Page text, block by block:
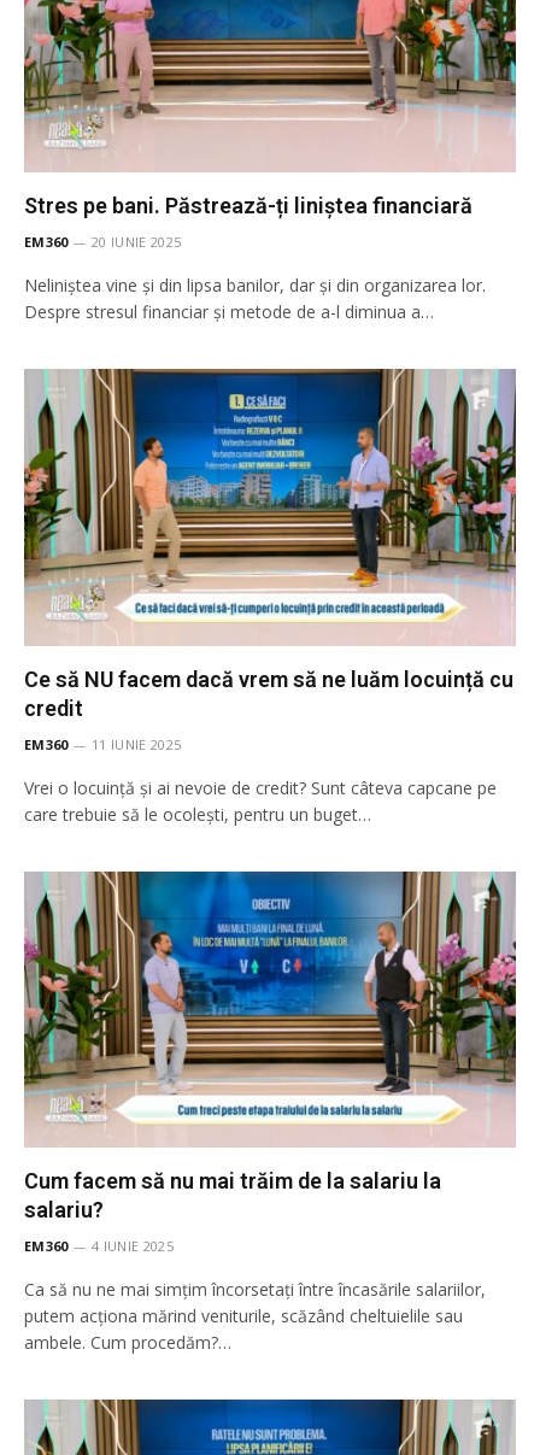
Stres pe bani. Păstrează-ți liniștea financiară
EM360 20 IUNIE 2025
Neliniștea vine și din lipsa banilor, dar și din organizarea lor.
Despre stresul financiar și metode de a-l diminua a…
Ce să NU facem dacă vrem să ne luăm locuință cu
credit
EM360 11 IUNIE 2025
Vrei o locuință și ai nevoie de credit? Sunt câteva capcane pe
care trebuie să le ocolești, pentru un buget…
Cum facem să nu mai trăim de la salariu la
salariu?
EM360 4 IUNIE 2025
Ca să nu ne mai simțim încorsetați între încasările salariilor,
putem acționa mărind veniturile, scăzând cheltuielile sau
ambele. Cum procedăm?…